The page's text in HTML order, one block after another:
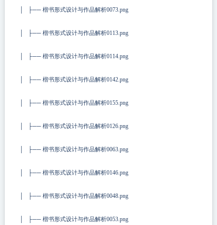
│ ├── 楷书形式设计与作品解析0073.png
│ ├── 楷书形式设计与作品解析0113.png
│ ├── 楷书形式设计与作品解析0114.png
│ ├── 楷书形式设计与作品解析0142.png
│ ├── 楷书形式设计与作品解析0155.png
│ ├── 楷书形式设计与作品解析0126.png
│ ├── 楷书形式设计与作品解析0063.png
│ ├── 楷书形式设计与作品解析0146.png
│ ├── 楷书形式设计与作品解析0048.png
│ ├── 楷书形式设计与作品解析0053.png